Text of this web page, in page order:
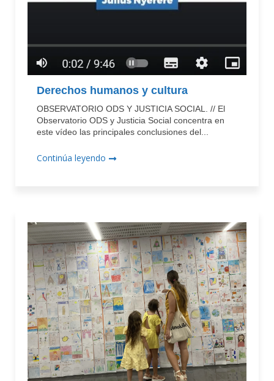
Derechos humanos y cultura
OBSERVATORIO ODS Y JUSTICIA SOCIAL. // El
Observatorio ODS y Justicia Social concentra en
este vídeo las principales conclusiones del...
Continúa leyendo